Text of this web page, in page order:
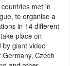
met in
to organise a
in 14 different
place on
giant video
Czech